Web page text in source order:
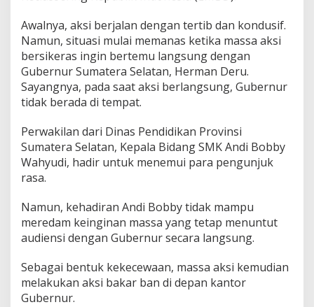
o
t
i
K
m
e
s
a
l
a
s
P
n
d
Awalnya, aksi berjalan dengan tertib dan kondusif.
Namun, situasi mulai memanas ketika massa aksi
bersikeras ingin bertemu langsung dengan
Gubernur Sumatera Selatan, Herman Deru.
Sayangnya, pada saat aksi berlangsung, Gubernur
tidak berada di tempat.
Perwakilan dari Dinas Pendidikan Provinsi
Sumatera Selatan, Kepala Bidang SMK Andi Bobby
Wahyudi, hadir untuk menemui para pengunjuk
rasa.
Namun, kehadiran Andi Bobby tidak mampu
meredam keinginan massa yang tetap menuntut
audiensi dengan Gubernur secara langsung.
Sebagai bentuk kekecewaan, massa aksi kemudian
melakukan aksi bakar ban di depan kantor
Gubernur.